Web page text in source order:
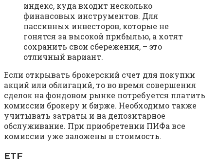
индекс, куда входит несколько
финансовых инструментов. Для
пассивных инвесторов, которые не
гонятся за высокой прибылью, а хотят
сохранить свои сбережения, – это
отличный вариант.
Если открывать брокерский счет для покупки
акций или облигаций, то во время совершения
сделок на фондовом рынке потребуется платить
комиссии брокеру и бирже. Необходимо также
учитывать затраты и на депозитарное
обслуживание. При приобретении ПИФа все
комиссии уже заложены в стоимость.
ETF